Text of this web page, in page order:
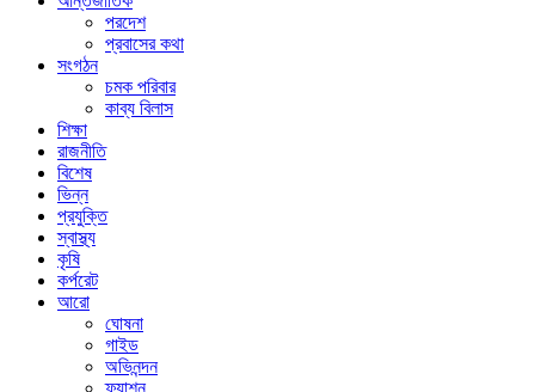
পরদেশ
প্রবাসের কথা
সংগঠন
চমক পরিবার
কাব্য বিলাস
শিক্ষা
রাজনীতি
বিশেষ
ভিন্ন
প্রযুক্তি
স্বাস্থ্য
কৃষি
কর্পরেট
আরো
ঘোষনা
গাইড
অভিনন্দন
ফ্যাশন